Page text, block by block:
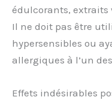
édulcorants, extraits
Il ne doit pas être
hypersensibles ou
allergiques à l’un
Effets indésirables